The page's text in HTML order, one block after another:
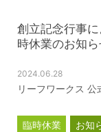
創立記念行事
時休業のお知
2024.06.28
リーフワークス 公
臨時休業 お知